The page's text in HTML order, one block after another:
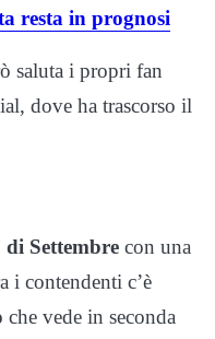
resta in prognosi
saluta i propri fan
dove ha trascorso il
Settembre con una
i contendenti c’è
che vede in seconda